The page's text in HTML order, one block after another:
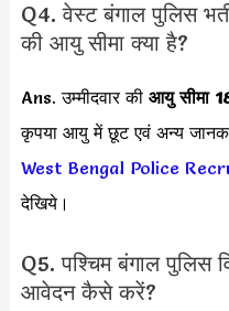
Q4. वेस्ट बंगाल पुलिस
की आयु सीमा क्या है?
Ans. उम्मीदवार की आयु सीमा
कृपया आयु में छूट एवं अन्य
West Bengal Police
देखिये।
Q5. पश्चिम बंगाल पुलिस
आवेदन कैसे करें?